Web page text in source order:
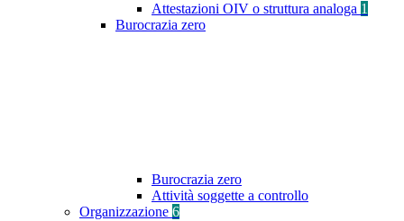
Attestazioni OIV o struttura analoga 1
Burocrazia zero
Burocrazia zero
Attività soggette a controllo
Organizzazione 6